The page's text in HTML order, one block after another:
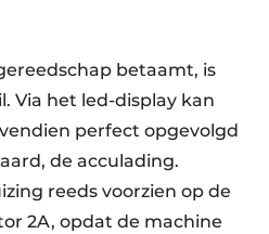
betaamt, is
Via het led-display kan
perfect opgevolgd
de acculading.
reeds voorzien op de
2A, opdat de machine